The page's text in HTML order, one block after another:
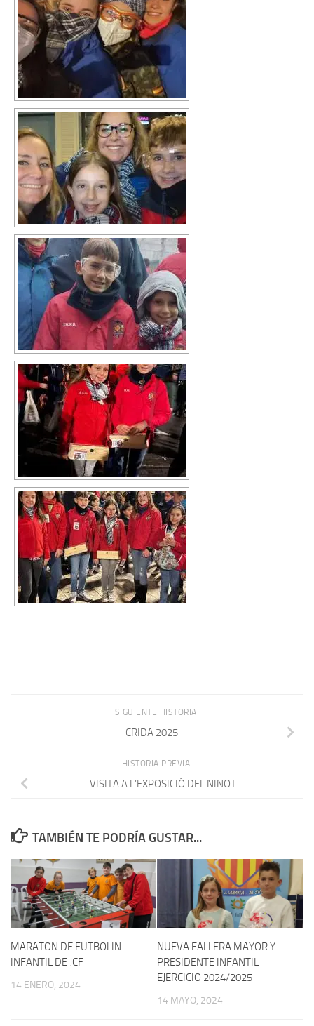
SIGUIENTE HISTORIA
CRIDA 2025
HISTORIA PREVIA
VISITA A L’EXPOSICIÓ DEL NINOT
TAMBIÉN TE PODRÍA GUSTAR...
MARATON DE FUTBOLIN
INFANTIL DE JCF
14 ENERO, 2024
NUEVA FALLERA MAYOR Y
PRESIDENTE INFANTIL
EJERCICIO 2024/2025
14 MAYO, 2024